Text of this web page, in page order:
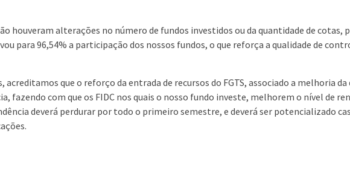
houveram alterações no número de fundos investidos ou da quantidade de cotas,
para 96,54% a participação dos nossos fundos, o que reforça a qualidade de
que o reforço da entrada de recursos do FGTS, associado a melhoria
fazendo com que os FIDC nos quais o nosso fundo investe, melhorem o nível de
deverá perdurar por todo o primeiro semestre, e deverá ser potencializado